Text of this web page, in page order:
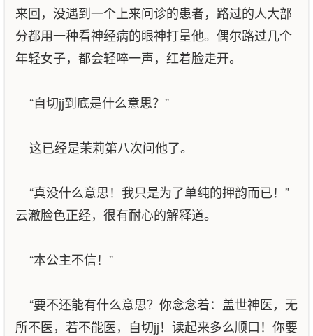
来回，没遇到一个上来问诊的患者，路过的人大部
分都用一种看神经病的眼神打量他。偶尔路过几个
年轻女子，都会轻啐一声，红着脸走开。
“自切jj到底是什么意思？”
这已经是茉莉第八次问他了。
“真没什么意思！我只是为了单纯的押韵而已！”
云澈脸色正经，很有耐心的解释道。
“本公主不信！”
“要不还能有什么意思？你念念着：盖世神医，无
所不医，若不能医，自切jj！读起来多么顺口！你要